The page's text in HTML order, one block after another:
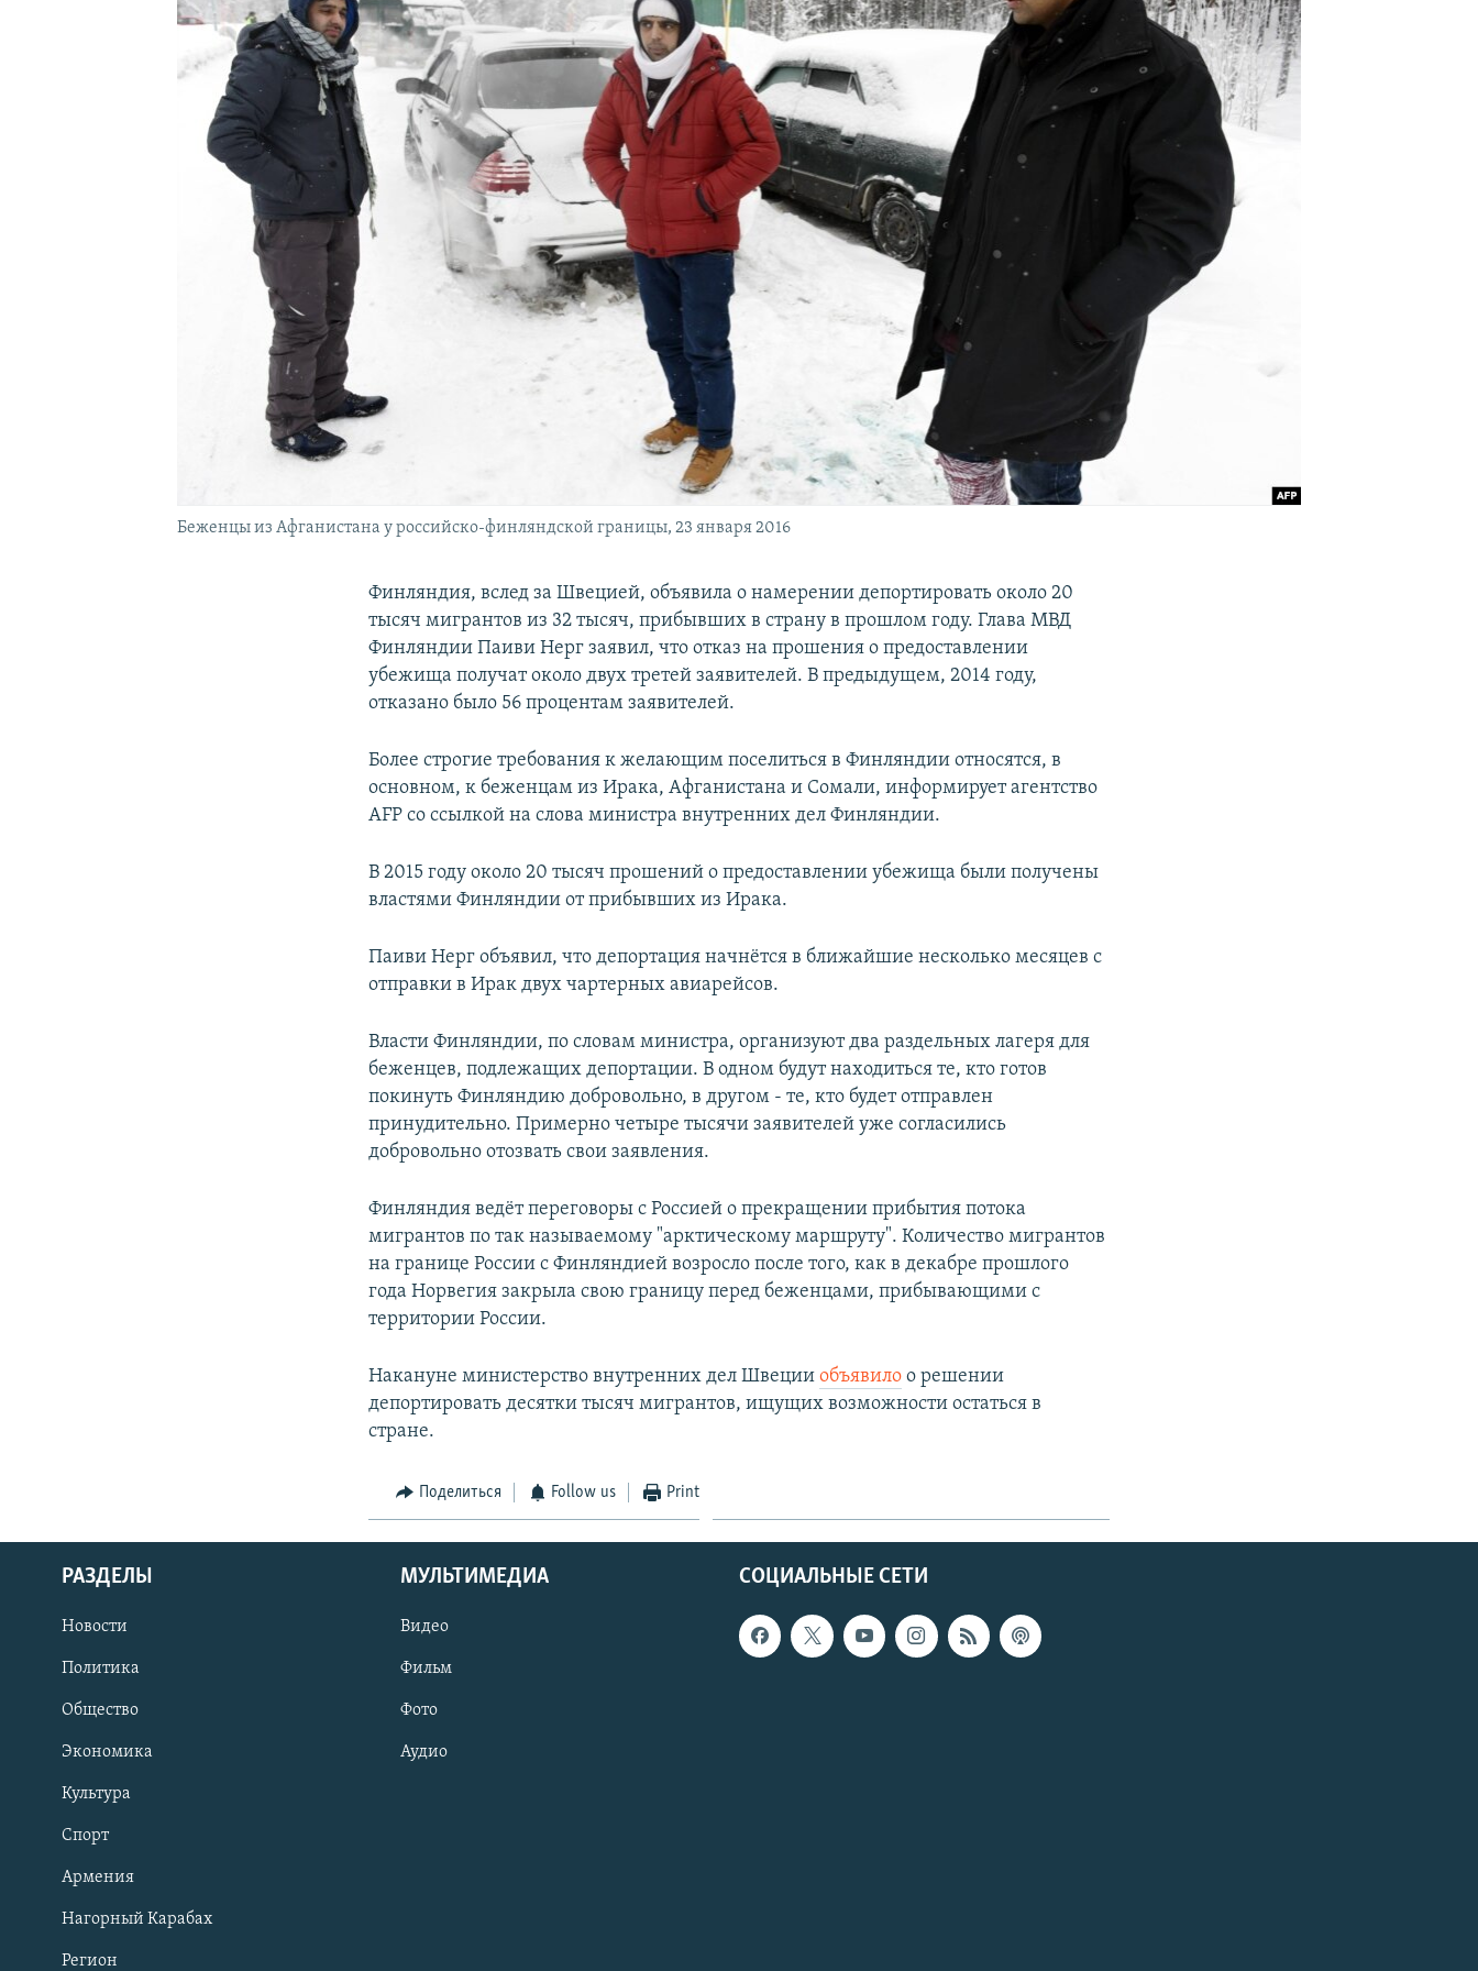
Беженцы из Афганистана у российско-финляндской границы, 23 января 2016
Финляндия, вслед за Швецией, объявила о намерении депортировать около 20
тысяч мигрантов из 32 тысяч, прибывших в страну в прошлом году. Глава МВД
Финляндии Паиви Нерг заявил, что отказ на прошения о предоставлении
убежища получат около двух третей заявителей. В предыдущем, 2014 году,
отказано было 56 процентам заявителей.
Более строгие требования к желающим поселиться в Финляндии относятся, в
основном, к беженцам из Ирака, Афганистана и Сомали, информирует агентство
AFP со ссылкой на слова министра внутренних дел Финляндии.
В 2015 году около 20 тысяч прошений о предоставлении убежища были получены
властями Финляндии от прибывших из Ирака.
Паиви Нерг объявил, что депортация начнётся в ближайшие несколько месяцев с
отправки в Ирак двух чартерных авиарейсов.
Власти Финляндии, по словам министра, организуют два раздельных лагеря для
беженцев, подлежащих депортации. В одном будут находиться те, кто готов
покинуть Финляндию добровольно, в другом - те, кто будет отправлен
принудительно. Примерно четыре тысячи заявителей уже согласились
добровольно отозвать свои заявления.
Финляндия ведёт переговоры с Россией о прекращении прибытия потока
мигрантов по так называемому "арктическому маршруту". Количество мигрантов
на границе России с Финляндией возросло после того, как в декабре прошлого
года Норвегия закрыла свою границу перед беженцами, прибывающими с
территории России.
Накануне министерство внутренних дел Швецииобъявило о решении
депортировать десятки тысяч мигрантов, ищущих возможности остаться в
стране.
Поделиться Follow us Print
СОЦИАЛЬНЫЕ СЕТИ
РАЗДЕЛЫ
Новости
Политика
Общество
Экономика
Культура
Спорт
Армения
Нагорный Карабах
Регион
МУЛЬТИМЕДИА
Видео
Фильм
Фото
Аудио